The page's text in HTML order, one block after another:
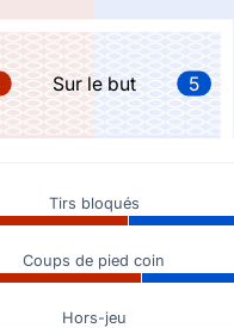
pour Christian Eriksen.
1. FC Heidenheim, Jonas
de joueur
Sur le but 5
Tirs bloqués
Coups de pied coin
Hors-jeu